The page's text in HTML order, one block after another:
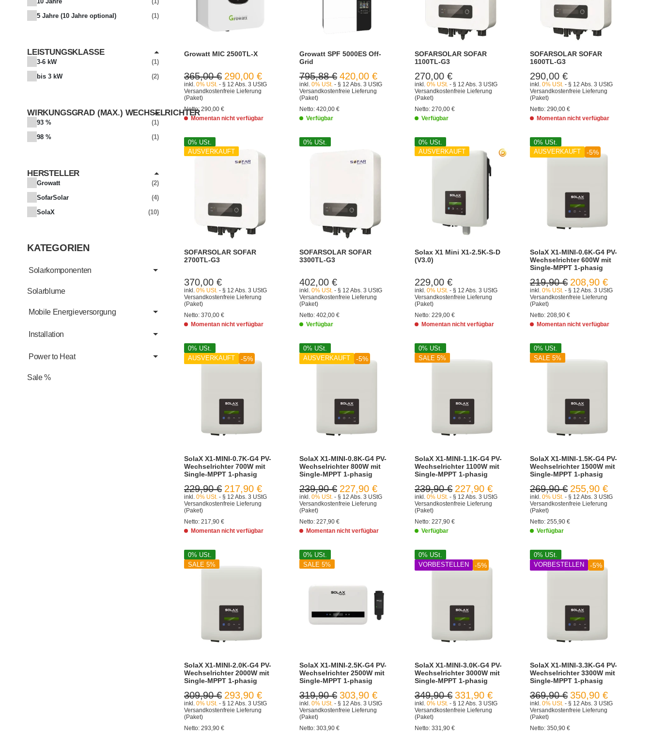
Growatt MIC 2500TL-X
290,00 €
365,00 €
inkl. 0% USt. - § 12 Abs. 3 UStG
Versandkostenfreie Lieferung
(Paket)
Netto: 290,00 €
Momentan nicht verfügbar
Growatt SPF 5000ES Off-
Grid
420,00 €
795,88 €
inkl. 0% USt. - § 12 Abs. 3 UStG
Versandkostenfreie Lieferung
(Paket)
Netto: 420,00 €
Verfügbar
SOFARSOLAR SOFAR
1100TL-G3
270,00 €
inkl. 0% USt. - § 12 Abs. 3 UStG
Versandkostenfreie Lieferung
(Paket)
Netto: 270,00 €
Verfügbar
SOFARSOLAR SOFAR
1600TL-G3
290,00 €
inkl. 0% USt. - § 12 Abs. 3 UStG
Versandkostenfreie Lieferung
(Paket)
Netto: 290,00 €
Momentan nicht verfügbar
0% USt.
AUSVERKAUFT
SOFARSOLAR SOFAR
2700TL-G3
370,00 €
inkl. 0% USt. - § 12 Abs. 3 UStG
Versandkostenfreie Lieferung
(Paket)
Netto: 370,00 €
Momentan nicht verfügbar
0% USt.
SOFARSOLAR SOFAR
3300TL-G3
402,00 €
inkl. 0% USt. - § 12 Abs. 3 UStG
Versandkostenfreie Lieferung
(Paket)
Netto: 402,00 €
Verfügbar
0% USt.
AUSVERKAUFT
Solax X1 Mini X1-2.5K-S-D
(V3.0)
229,00 €
inkl. 0% USt. - § 12 Abs. 3 UStG
Versandkostenfreie Lieferung
(Paket)
Netto: 229,00 €
Momentan nicht verfügbar
0% USt.
AUSVERKAUFT
-5%
SolaX X1-MINI-0.6K-G4 PV-
Wechselrichter 600W mit
Single-MPPT 1-phasig
208,90 €
219,90 €
inkl. 0% USt. - § 12 Abs. 3 UStG
Versandkostenfreie Lieferung
(Paket)
Netto: 208,90 €
Momentan nicht verfügbar
0% USt.
AUSVERKAUFT
-5%
SolaX X1-MINI-0.7K-G4 PV-
Wechselrichter 700W mit
Single-MPPT 1-phasig
217,90 €
229,90 €
inkl. 0% USt. - § 12 Abs. 3 UStG
Versandkostenfreie Lieferung
(Paket)
Netto: 217,90 €
Momentan nicht verfügbar
0% USt.
AUSVERKAUFT
-5%
SolaX X1-MINI-0.8K-G4 PV-
Wechselrichter 800W mit
Single-MPPT 1-phasig
227,90 €
239,90 €
inkl. 0% USt. - § 12 Abs. 3 UStG
Versandkostenfreie Lieferung
(Paket)
Netto: 227,90 €
Momentan nicht verfügbar
0% USt.
SALE 5%
SolaX X1-MINI-1.1K-G4 PV-
Wechselrichter 1100W mit
Single-MPPT 1-phasig
227,90 €
239,90 €
inkl. 0% USt. - § 12 Abs. 3 UStG
Versandkostenfreie Lieferung
(Paket)
Netto: 227,90 €
Verfügbar
0% USt.
SALE 5%
SolaX X1-MINI-1.5K-G4 PV-
Wechselrichter 1500W mit
Single-MPPT 1-phasig
255,90 €
269,90 €
inkl. 0% USt. - § 12 Abs. 3 UStG
Versandkostenfreie Lieferung
(Paket)
Netto: 255,90 €
Verfügbar
0% USt.
SALE 5%
SolaX X1-MINI-2.0K-G4 PV-
Wechselrichter 2000W mit
Single-MPPT 1-phasig
293,90 €
309,90 €
inkl. 0% USt. - § 12 Abs. 3 UStG
Versandkostenfreie Lieferung
(Paket)
Netto: 293,90 €
0% USt.
SALE 5%
SolaX X1-MINI-2.5K-G4 PV-
Wechselrichter 2500W mit
Single-MPPT 1-phasig
303,90 €
319,90 €
inkl. 0% USt. - § 12 Abs. 3 UStG
Versandkostenfreie Lieferung
(Paket)
Netto: 303,90 €
0% USt.
VORBESTELLEN
-5%
SolaX X1-MINI-3.0K-G4 PV-
Wechselrichter 3000W mit
Single-MPPT 1-phasig
331,90 €
349,90 €
inkl. 0% USt. - § 12 Abs. 3 UStG
Versandkostenfreie Lieferung
(Paket)
Netto: 331,90 €
0% USt.
VORBESTELLEN
-5%
SolaX X1-MINI-3.3K-G4 PV-
Wechselrichter 3300W mit
Single-MPPT 1-phasig
350,90 €
369,90 €
inkl. 0% USt. - § 12 Abs. 3 UStG
Versandkostenfreie Lieferung
(Paket)
Netto: 350,90 €
KATEGORIEN
Solarkomponenten
Solarblume
Mobile Energieversorgung
Installation
Power to Heat
Sale %
5 Jahre (10 Jahre optional)
1
LEISTUNGSKLASSE
3-6 kW 1
ARTIKEL GEFUNDEN
bis 3 kW 2
ARTIKEL GEFUNDEN
WIRKUNGSGRAD (MAX.) WECHSELRICHTER
93 %
1
98 %
1
HERSTELLER
Growatt
2
SofarSolar
4
SolaX
10